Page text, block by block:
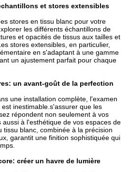
et stores extensibles
stores en tissu blanc pour votre
les différents échantillons de
et opacités de tissus aux tailles et
stores extensibles, en particulier,
en s'adaptant à une gamme
un ajustement parfait pour chaque
un avant-goût de la perfection
une installation complète, l'examen
inestimable.s'assurer que les
répondent non seulement à vos
aussi à l'esthétique de vos espaces de
tissu blanc, combinée à la précision
garantit une finition sophistiquée qui
créer un havre de lumière